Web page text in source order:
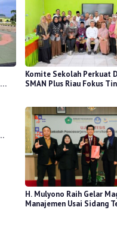
Komite Sekolah Perkuat
SMAN Plus Riau Fokus
H. Mulyono Raih Gelar
Manajemen Usai Sidang